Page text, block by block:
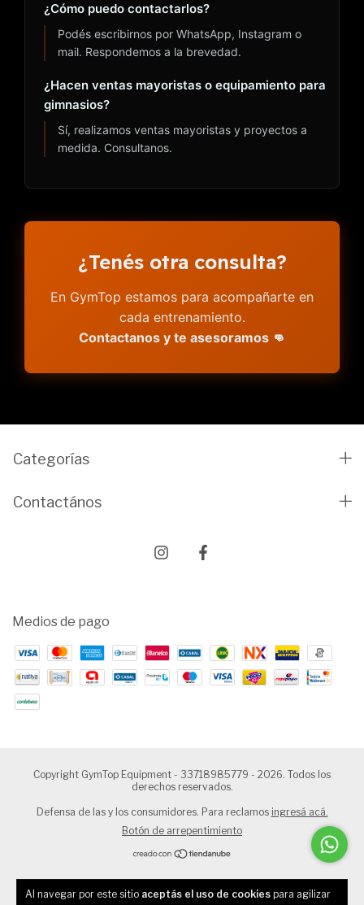
Al navegar por este sitio aceptás el uso de cookies para agilizar
¿Cómo puedo contactarlos?
Podés escribirnos por WhatsApp, Instagram o
mail. Respondemos a la brevedad.
¿Hacen ventas mayoristas o equipamiento para
gimnasios?
Sí, realizamos ventas mayoristas y proyectos a
medida. Consultanos.
¿Tenés otra consulta?
En GymTop estamos para acompañarte en
cada entrenamiento.
Contactanos y te asesoramos 👊
Categorías
Contactános
Medios de pago
Copyright GymTop Equipment - 33718985779 - 2026. Todos los
derechos reservados.
Defensa de las y los consumidores. Para reclamos ingresá acá.
Botón de arrepentimiento